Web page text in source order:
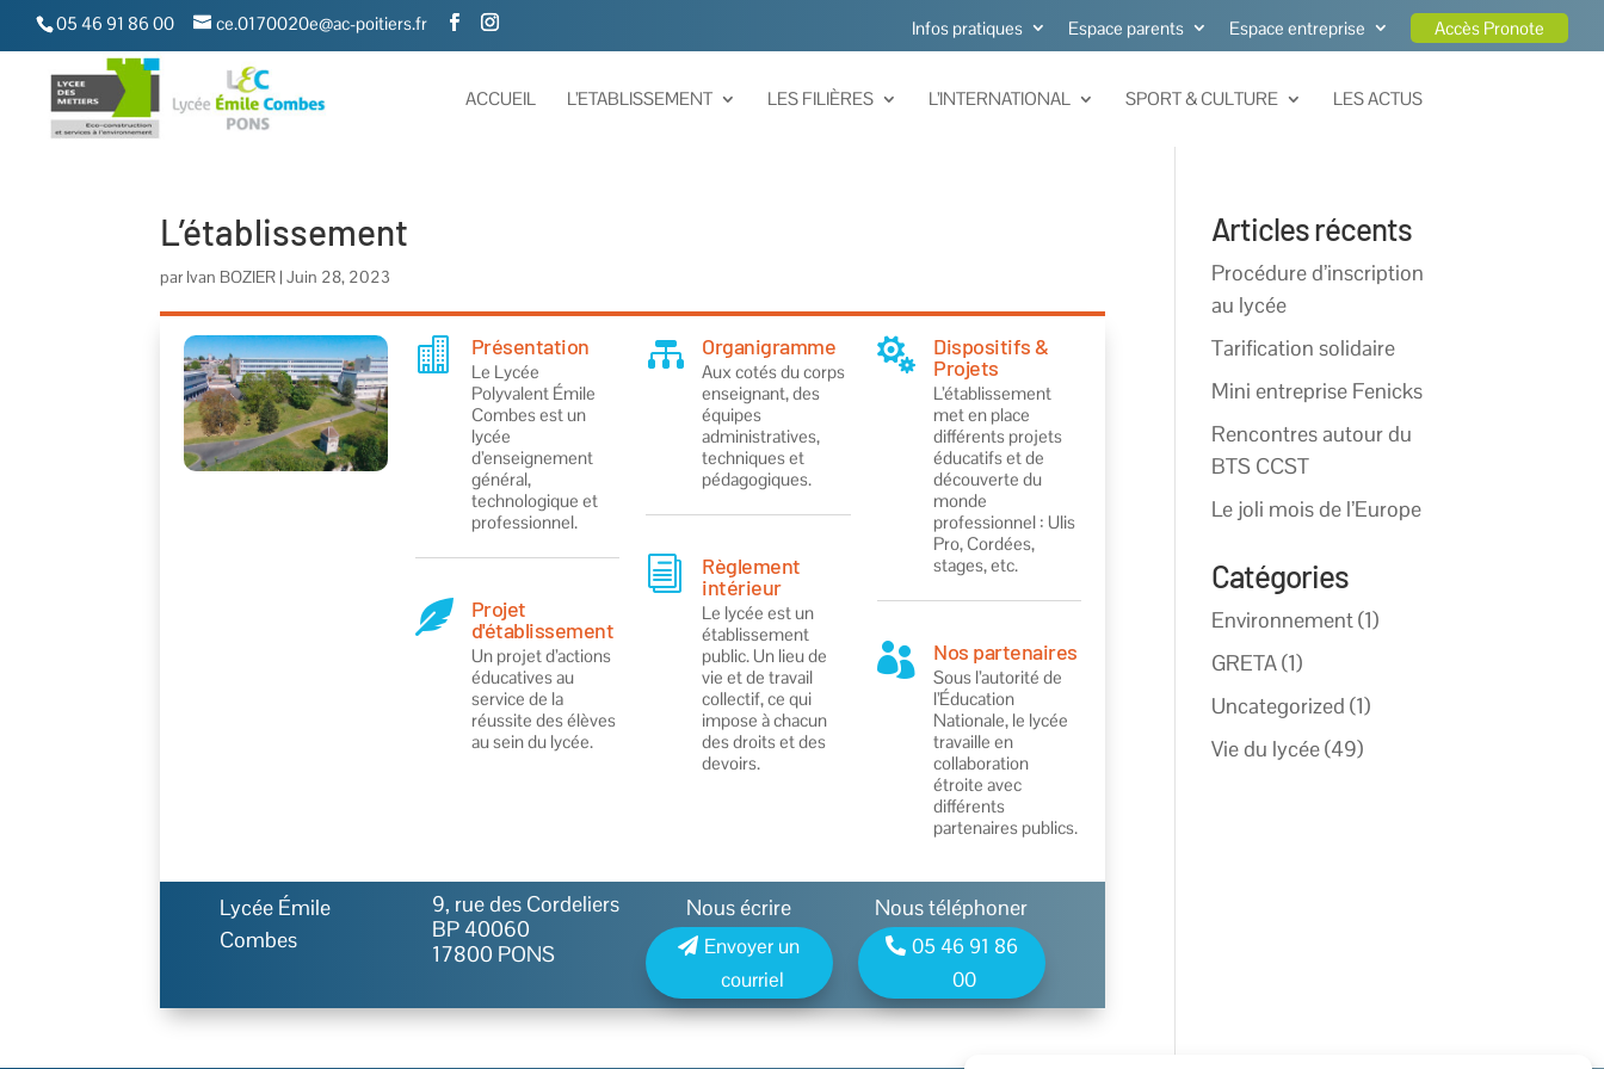
05 46 91 86 00 ce.0170020e@ac-poitiers.fr Infos pratiques Espace parents Espace entreprise Accès Pronote
ACCUEIL L’ETABLISSEMENT LES FILIÈRES L’INTERNATIONAL SPORT & CULTURE LES ACTUS
L’établissement
par Ivan BOZIER|Juin 28, 2023
 Présentation
Le Lycée
Polyvalent Émile
Combes est un
lycée
d’enseignement
général,
technologique et
professionnel.

Projet
d'établissement
Un projet d’actions
éducatives au
service de la
réussite des élèves
au sein du lycée.
 Organigramme
Aux cotés du corps
enseignant, des
équipes
administratives,
techniques et
pédagogiques.
i
Règlement
intérieur
Le lycée est un
établissement
public. Un lieu de
vie et de travail
collectif, ce qui
impose à chacun
des droits et des
devoirs.

Dispositifs &
Projets
L’établissement
met en place
différents projets
éducatifs et de
découverte du
monde
professionnel : Ulis
Pro, Cordées,
stages, etc.
 Nos partenaires
Sous l’autorité de
l’Éducation
Nationale, le lycée
travaille en
collaboration
étroite avec
différents
partenaires publics.
Lycée Émile
Combes
9, rue des Cordeliers
BP 40060
17800 PONS
Nous écrire
Envoyer un
courriel
Nous téléphoner
05 46 91 86
00
Articles récents
Procédure d’inscription
au lycée
Tarification solidaire
Mini entreprise Fenicks
Rencontres autour du
BTS CCST
Le joli mois de l’Europe
Catégories
Environnement(1)
GRETA(1)
Uncategorized (1)
Vie du lycée(49)